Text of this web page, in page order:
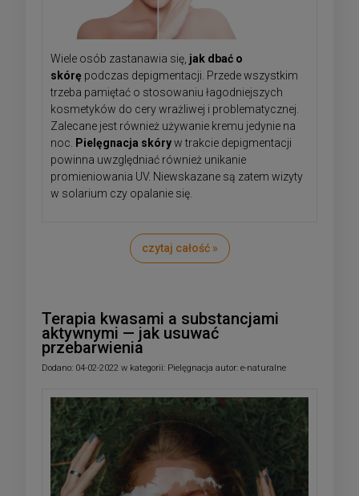
Wiele osób zastanawia się, jak dbać o
skórę podczas depigmentacji. Przede wszystkim
trzeba pamiętać o stosowaniu łagodniejszych
kosmetyków do cery wrażliwej i problematycznej.
Zalecane jest również używanie kremu jedynie na
noc. Pielęgnacja skóryw trakcie depigmentacji
powinna uwzględniać również unikanie
promieniowania UV. Niewskazane są zatem wizyty
w solarium czy opalanie się.
czytaj całość »
Terapia kwasami a substancjami
aktywnymi — jak usuwać
przebarwienia
Dodano: 04-02-2022 w kategorii: Pielęgnacja autor: e-naturalne